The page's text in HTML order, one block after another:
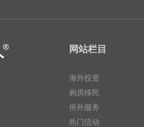
网站栏目
海外投资
购房移民
侨外服务
热门活动